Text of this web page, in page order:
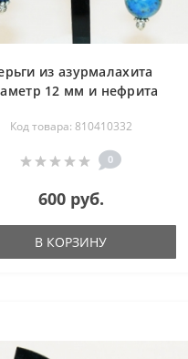
из азурмалахита
12 мм и нефрита
Код товара: 810410332
0
600 руб.
В КОРЗИНУ